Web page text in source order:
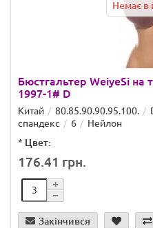
Немає в
Бюстгальтер WeiyeSi на
1997-1# D
Китай 80.85.90.90.95.100.
спандекс
6
Нейлон
* Цвет:
176.41 грн.
Закінчився